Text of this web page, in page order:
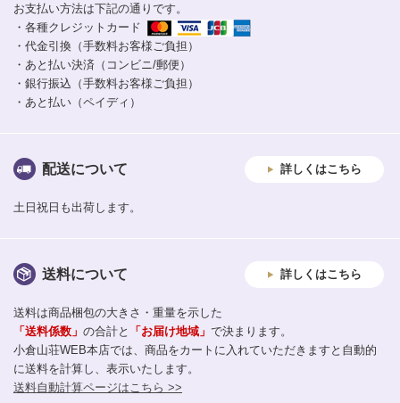
お支払い方法は下記の通りです。
・各種クレジットカード
・代金引換（手数料お客様ご負担）
・あと払い決済（コンビニ/郵便）
・銀行振込（手数料お客様ご負担）
・あと払い（ペイディ）
配送について 詳しくはこちら
土日祝日も出荷します。
送料について 詳しくはこちら
送料は商品梱包の大きさ・重量を示した
「送料係数」 の合計と 「お届け地域」 で決まります。
小倉山荘WEB本店では、商品をカートに入れていただきますと自動的
に送料を計算し、表示いたします。
送料自動計算ページはこちら >>